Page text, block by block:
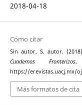
2018-04-18
Cómo citar
Sin autor, S. autor.
Cuadernos Fronterizos,
https://erevistas.uacj.mx/
Más formatos de cita